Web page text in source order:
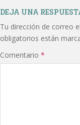
DEJA UNA
Tu dirección de correo
obligatorios están
Comentario *